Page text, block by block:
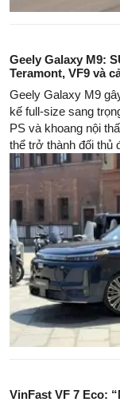
Geely Galaxy M9:
Teramont, VF9 và
Geely Galaxy M9
kế full-size sang
PS và khoang nội
thể trở thành đối thủ
XC90 nếu về Việt
VinFast VF 7 Eco: